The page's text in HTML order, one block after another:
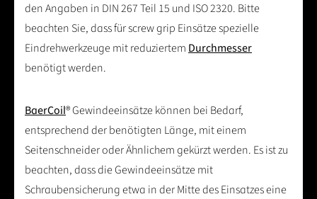
den Angaben in DIN 267 Teil 15 und ISO 2320. Bitte
beachten Sie, dass für screw grip Einsätze spezielle
Eindrehwerkzeuge mit reduziertem Durchmesser
benötigt werden.
BaerCoil® Gewindeeinsätze können bei Bedarf,
entsprechend der benötigten Länge, mit einem
Seitenschneider oder Ähnlichem gekürzt werden. Es ist zu
beachten, dass die Gewindeeinsätze mit
Schraubensicherung etwa in der Mitte des Einsatzes eine